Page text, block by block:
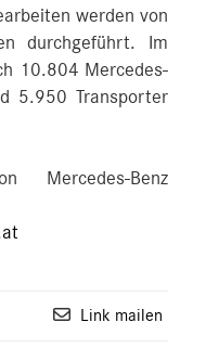
werden von
durchgeführt. Im
10.804 Mercedes-
5.950 Transporter
Mercedes-Benz
Link mailen